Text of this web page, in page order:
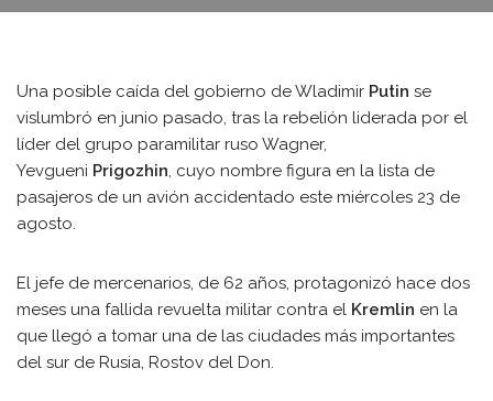
Una posible caída del gobierno de Wladimir Putin se
vislumbró en junio pasado, tras la rebelión liderada por el
líder del grupo paramilitar ruso Wagner,
Yevgueni Prigozhin, cuyo nombre figura en la lista de
pasajeros de un avión accidentado este miércoles 23 de
agosto.
El jefe de mercenarios, de 62 años, protagonizó hace dos
meses una fallida revuelta militar contra el Kremlin en la
que llegó a tomar una de las ciudades más importantes
del sur de Rusia, Rostov del Don.